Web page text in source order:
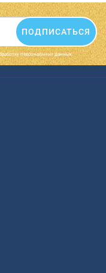
ПОДПИСАТЬСЯ
персональных данных.